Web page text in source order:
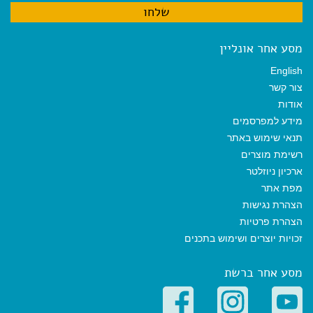
מסע אחר אונליין
English
צור קשר
אודות
מידע למפרסמים
תנאי שימוש באתר
רשימת מוצרים
ארכיון ניוזלטר
מפת אתר
הצהרת נגישות
הצהרת פרטיות
זכויות יוצרים ושימוש בתכנים
מסע אחר ברשת